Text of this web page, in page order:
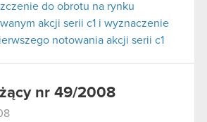
do obrotu na rynku
akcji serii c1 i wyznaczenie
notowania akcji serii c1
nr 49/2008